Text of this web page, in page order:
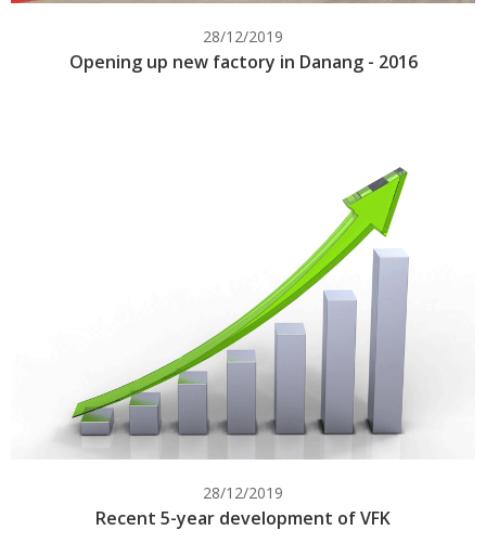
28/12/2019
Opening up new factory in Danang - 2016
28/12/2019
Recent 5-year development of VFK